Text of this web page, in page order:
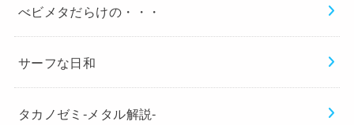
べビメタだらけの・・・
サーフな日和
タカノゼミ-メタル解説-